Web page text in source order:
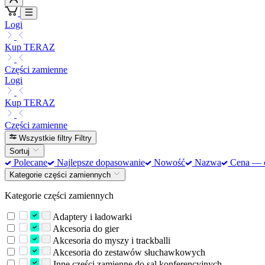
Logi
Kup TERAZ
Części zamienne
Logi
Kup TERAZ
Części zamienne
Wszystkie filtry Filtry
Sortuj
Polecane Najlepsze dopasowanie Nowość Nazwa Cena —
Kategorie części zamiennych
Kategorie części zamiennych
Adaptery i ładowarki
Akcesoria do gier
Akcesoria do myszy i trackballi
Akcesoria do zestawów słuchawkowych